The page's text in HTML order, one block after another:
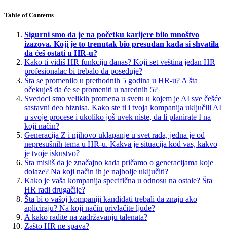
Table of Contents
Sigurni smo da je na početku karijere bilo mnoštvo
izazova. Koji je to trenutak bio presudan kada si shvatila
da ćeš ostati u HR-u?
Kako ti vidiš HR funkciju danas? Koji set veština jedan HR
profesionalac bi trebalo da poseduje?
Šta se promenilo u prethodnih 5 godina u HR-u? A šta
očekuješ da će se promeniti u narednih 5?
Svedoci smo velikih promena u svetu u kojem je AI sve češće
sastavni deo biznisa. Kako ste ti i tvoja kompanija uključili AI
u svoje procese i ukoliko još uvek niste, da li planirate I na
koji način?
Generacija Z i njihovo uklapanje u svet rada, jedna je od
nepresušnih tema u HR-u. Kakva je situacija kod vas, kakvo
je tvoje iskustvo?
Šta misliš da je značajno kada pričamo o generacijama koje
dolaze? Na koji način ih je najbolje uključiti?
Kako je vaša kompanija specifična u odnosu na ostale? Šta
HR radi drugačije?
Šta bi o vašoj kompaniji kandidati trebali da znaju ako
apliciraju? Na koji način privlačite ljude?
A kako radite na zadržavanju talenata?
Zašto HR ne spava?